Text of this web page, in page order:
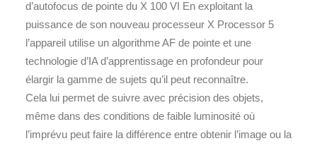
d’autofocus de pointe du X 100 VI En exploitant la
puissance de son nouveau processeur X Processor 5
l’appareil utilise un algorithme AF de pointe et une
technologie d’IA d’apprentissage en profondeur pour
élargir la gamme de sujets qu’il peut reconnaître.
Cela lui permet de suivre avec précision des objets,
même dans des conditions de faible luminosité où
l’imprévu peut faire la différence entre obtenir l’image ou la